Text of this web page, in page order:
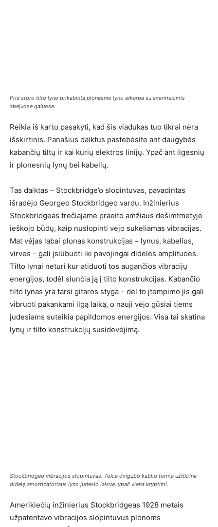
Prie storo tilto lyno prikabinta plonesnio lyno atkarpa su svarmenimis
abejuose galuose.
Reikia iš karto pasakyti, kad šis viadukas tuo tikrai nėra
išskirtinis. Panašius daiktus pastebėsite ant daugybės
kabančių tiltų ir kai kurių elektros linijų. Ypač ant ilgesnių
ir plonesnių lynų bei kabelių.
Tas daiktas – Stockbridge’o slopintuvas, pavadintas
išradėjo Georgeo Stockbridgeo vardu. Inžinierius
Stockbridgeas trečiajame praeito amžiaus dešimtmetyje
ieškojo būdų, kaip nuslopinti vėjo sukeliamas vibracijas.
Mat vėjas labai plonas konstrukcijas – lynus, kabelius,
virves – gali įsiūbuoti iki pavojingai didelės amplitudės.
Tilto lynai neturi kur atiduoti tos augančios vibracijų
energijos, todėl siunčia ją į tilto konstrukcijas. Kabančio
tilto lynas yra tarsi gitaros styga – dėl to įtempimo jis gali
vibruoti pakankami ilgą laiką, o nauji vėjo gūsiai tiems
judesiams suteikia papildomos energijos. Visa tai skatina
lynų ir tilto konstrukcijų susidėvėjimą.
Stockbridgeo vibracijos slopintuvas. Tokia dvigubo kablio forma užtikrina
didelę amortizatoriaus lyno judesio laisvę, ypač viena kryptimi.
Amerikiečių inžinierius Stockbridgeas 1928 metais
užpatentavo vibracijos slopintuvus plonoms